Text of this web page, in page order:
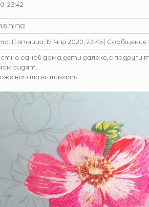
23:42
Пятница, 17 Апр 2020, 23:45 |
одной дома,дети далеко,а подруги
сидят.
начала вышивать.